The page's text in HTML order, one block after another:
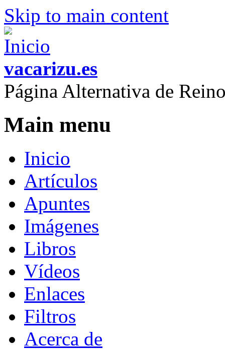
Skip to main content
vacarizu.es
Página Alternativa de
Main menu
Inicio
Artículos
Apuntes
Imágenes
Libros
Vídeos
Enlaces
Filtros
Acerca de